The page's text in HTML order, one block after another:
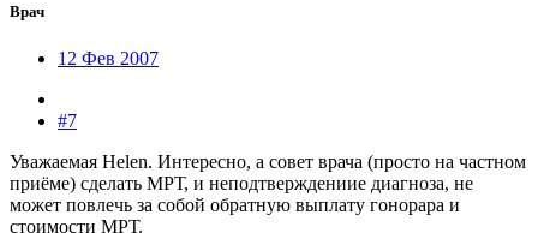
Врач
12 Фев 2007
#7
Уважаемая Helen. Интересно, а совет врача (просто на частном
приёме) сделать МРТ, и неподтверждениие диагноза, не
может повлечь за собой обратную выплату гонорара и
стоимости МРТ.